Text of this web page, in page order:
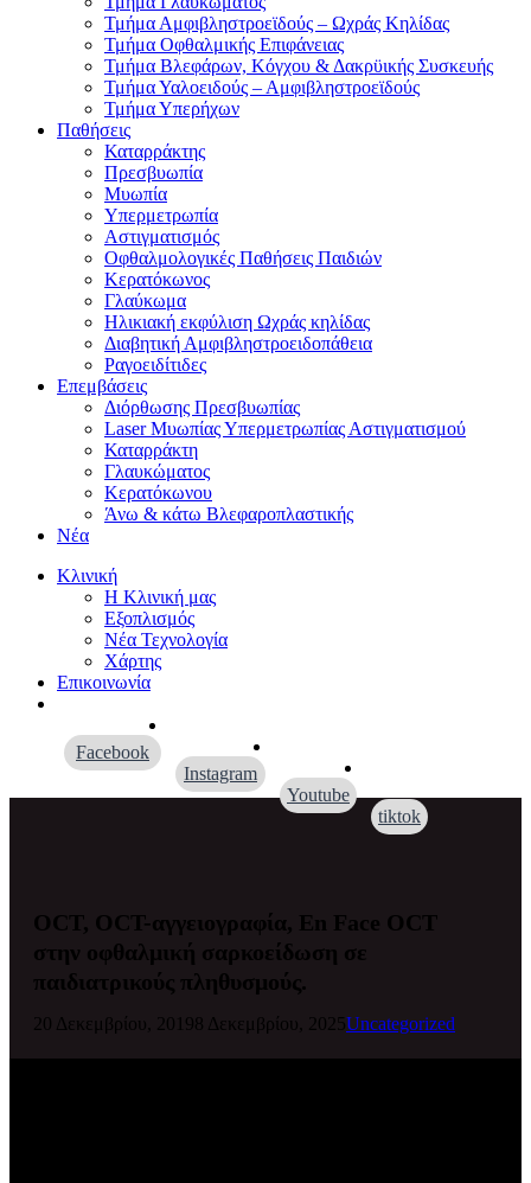
Τμήμα Αμφιβληστροεϊδούς – Ωχράς Κηλίδας
Τμήμα Οφθαλμικής Επιφάνειας
Τμήμα Βλεφάρων, Κόγχου & Δακρϋικής Συσκευής
Τμήμα Υαλοειδούς – Αμφιβληστροεϊδούς
Τμήμα Υπερήχων
Παθήσεις
Καταρράκτης
Πρεσβυωπία
Μυωπία
Υπερμετρωπία
Αστιγματισμός
Οφθαλμολογικές Παθήσεις Παιδιών
Κερατόκωνος
Γλαύκωμα
Ηλικιακή εκφύλιση Ωχράς κηλίδας
Διαβητική Αμφιβληστροειδοπάθεια
Ραγοειδίτιδες
Επεμβάσεις
Διόρθωσης Πρεσβυωπίας
Laser Μυωπίας Υπερμετρωπίας Αστιγματισμού
Καταρράκτη
Γλαυκώματος
Κερατόκωνου
Άνω & κάτω Βλεφαροπλαστικής
Νέα
Κλινική
Η Κλινική μας
Εξοπλισμός
Νέα Τεχνολογία
Χάρτης
Επικοινωνία
Facebook
Instagram
Youtube
tiktok
OCT, OCT-αγγειογραφία, En Face OCT
στην οφθαλμική σαρκοείδωση σε
παιδιατρικούς πληθυσμούς.
20 Δεκεμβρίου, 20198 Δεκεμβρίου, 2025Uncategorized